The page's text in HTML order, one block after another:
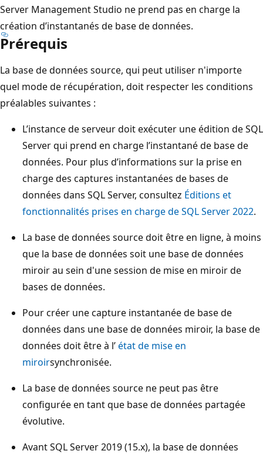
Server Management Studio ne prend pas en charge la
création d’instantanés de base de données.
Prérequis
La base de données source, qui peut utiliser n'importe
quel mode de récupération, doit respecter les conditions
préalables suivantes :
L’instance de serveur doit exécuter une édition de SQL
Server qui prend en charge l’instantané de base de
données. Pour plus d’informations sur la prise en
charge des captures instantanées de bases de
données dans SQL Server, consultez Éditions et
fonctionnalités prises en charge de SQL Server 2022.
La base de données source doit être en ligne, à moins
que la base de données soit une base de données
miroir au sein d'une session de mise en miroir de
bases de données.
Pour créer une capture instantanée de base de
données dans une base de données miroir, la base de
données doit être à l’état de mise en
miroirsynchronisée.
La base de données source ne peut pas être
configurée en tant que base de données partagée
évolutive.
Avant SQL Server 2019 (15.x), la base de données